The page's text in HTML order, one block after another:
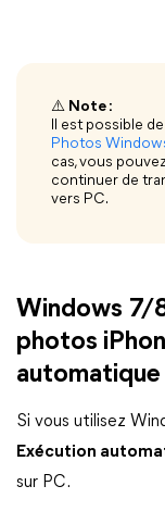
⚠️ Note :
Il est possible
Photos
cas, vous
continuer de
vers PC.
Windows 7/
photos
automatique
Si vous utilisez
Exécution
sur PC.